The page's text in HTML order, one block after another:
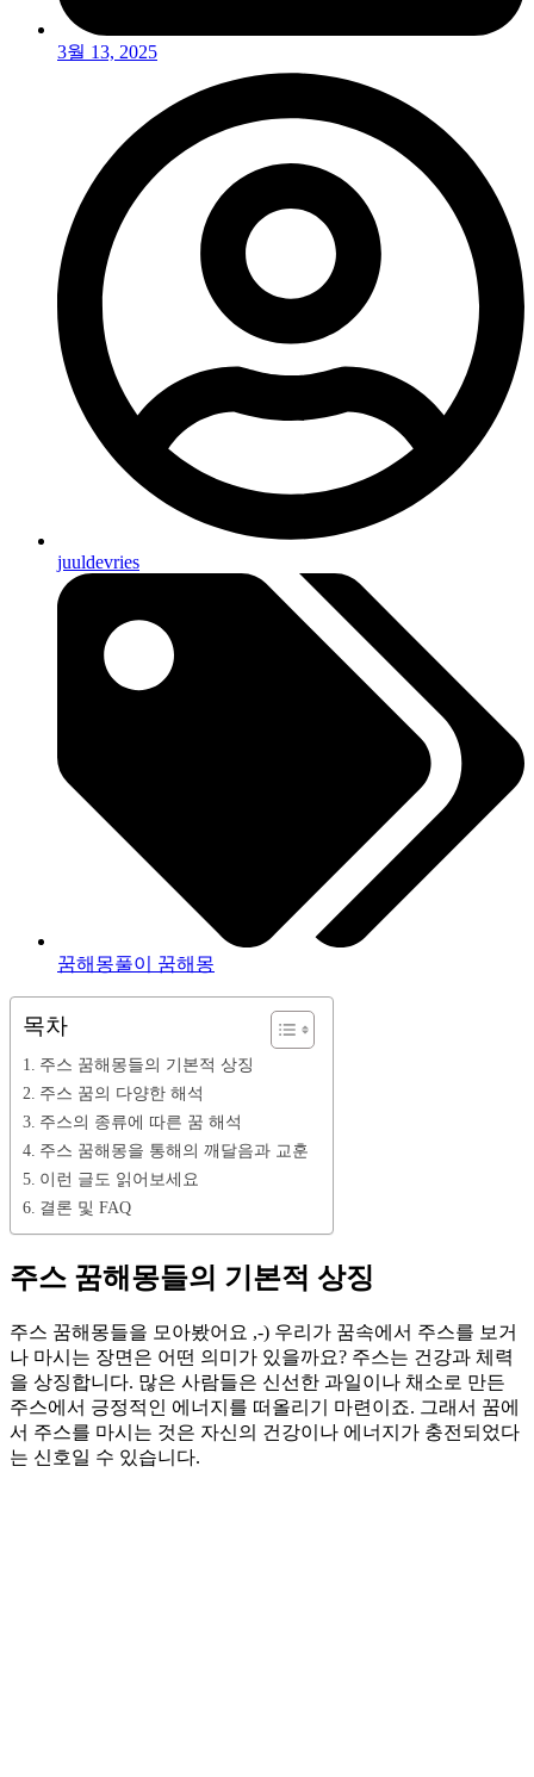
3월 13, 2025
juuldevries
꿈해몽풀이 꿈해몽
목차
주스 꿈해몽들의 기본적 상징
주스 꿈의 다양한 해석
주스의 종류에 따른 꿈 해석
주스 꿈해몽을 통해의 깨달음과 교훈
이런 글도 읽어보세요
결론 및 FAQ
주스 꿈해몽들의 기본적 상징
주스 꿈해몽들을 모아봤어요 ,-) 우리가 꿈속에서 주스를 보거
나 마시는 장면은 어떤 의미가 있을까요? 주스는 건강과 체력
을 상징합니다. 많은 사람들은 신선한 과일이나 채소로 만든
주스에서 긍정적인 에너지를 떠올리기 마련이죠. 그래서 꿈에
서 주스를 마시는 것은 자신의 건강이나 에너지가 충전되었다
는 신호일 수 있습니다.